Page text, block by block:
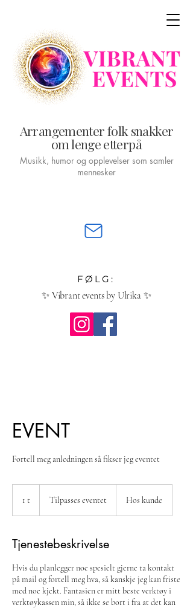
Arrangementer folk snakker
om lenge etterpå
Musikk, humor og opplevelser som samler
mennesker
✨ Vibrant events by Ulrika ✨
FØLG:
EVENT
Fortell meg anledningen så fikser jeg eventet
1 t Tilpasses eventet Hos kunde
Tjenestebeskrivelse
Hvis du planlegger noe spesielt gjerne ta kontakt
på mail og fortell meg hva, så kanskje jeg kan friste
med noe kjekt. Fantasien er mitt beste verktøy i
verktøykassen min, så ikke se bort i fra at det kan